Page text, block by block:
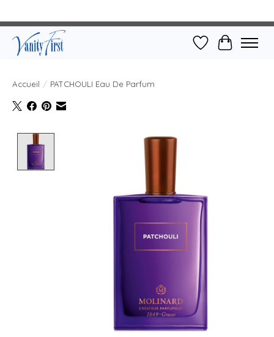
Liste dePanier
Accueil / PATCHOULI Eau De Parfum
Product image slideshow Items